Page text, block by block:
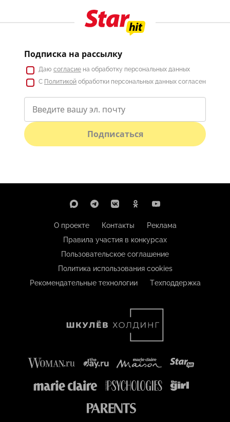
Подписка на рассылку
Даю согласие на обработку персональных данных
С Политикой обработки персональных данных согласен
Подписаться
О проекте Контакты
Реклама
Правила участия в конкурсах
Пользовательское соглашение
Политика использования cookies
Рекомендательные технологии
Техподдержка